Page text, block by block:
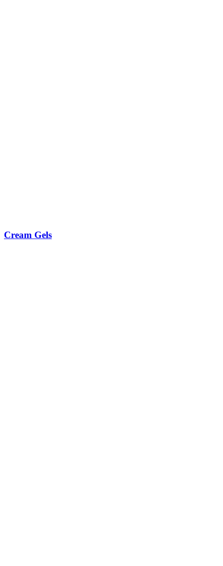
Cream Gels